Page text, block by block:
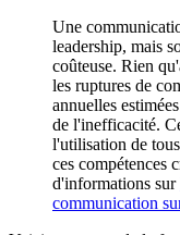
Une
leadership, mais
coûteuse. Rien
les ruptures de
annuelles
de l'inefficacité.
l'utilisation de
ces compétences
d'informations sur
communication